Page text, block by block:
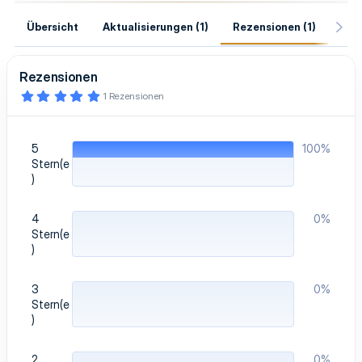
Übersicht Aktualisierungen (1) Rezensionen (1)
Rezensionen
5
0
S
t
n
e
1 Rezensionen
5
Stern(e
)
100%
4
Stern(e
)
0%
3
Stern(e
)
0%
2 0%